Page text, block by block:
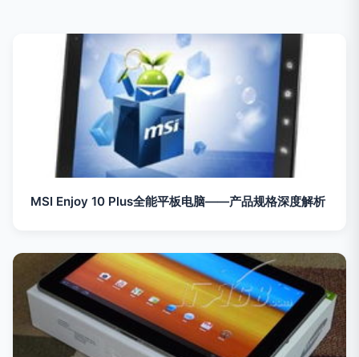
MSI Enjoy 10 Plus全能平板电脑——产品规格深度解析